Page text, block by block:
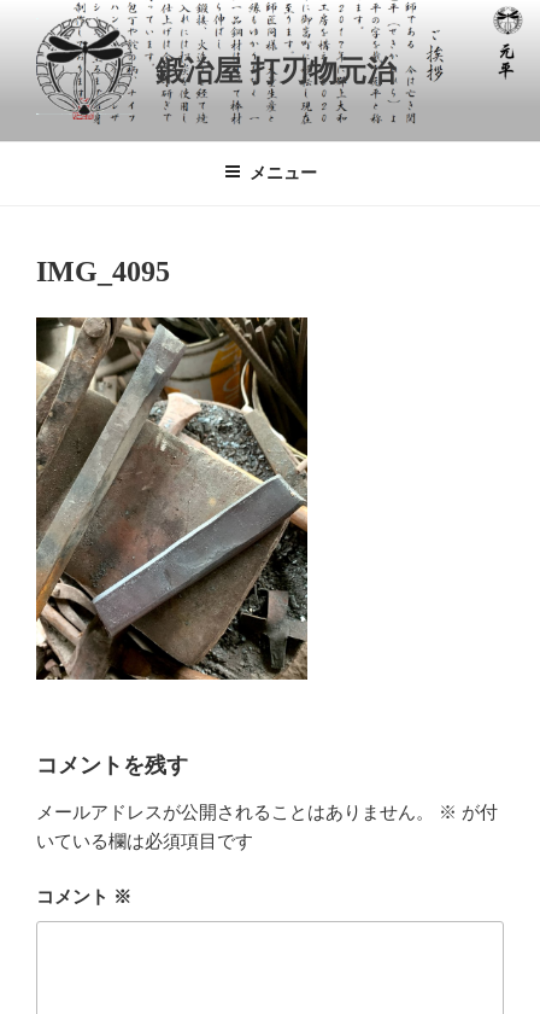
鍛冶屋 打刃物元治
メニュー
IMG_4095
コメントを残す
メールアドレスが公開されることはありません。 ※ が付
いている欄は必須項目です
コメント ※